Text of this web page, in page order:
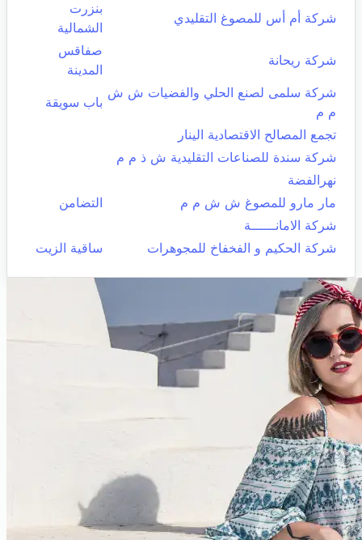
شركة أم أس للمصوغ التقليدي
بنزرت
الشمالية
شركة ريحانة
صفاقس
المدينة
شركة سلمى لصنع الحلي والفضيات ش ش
م م
باب سويقة
تجمع المصالح الاقتصادية الينار
شركة سندة للصناعات التقليدية ش ذ م م
نهرالفضة
مار مارو للمصوغ ش ش م م
التضامن
شركة الامانــــــة
شركة الحكيم و الفخفاخ للمجوهرات
ساقية الزيت